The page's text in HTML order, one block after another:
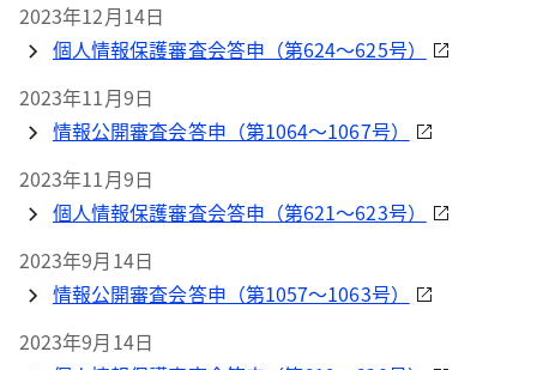
2023年12月14日
個人情報保護審査会答申（第624～625号）
2023年11月9日
情報公開審査会答申（第1064～1067号）
2023年11月9日
個人情報保護審査会答申（第621～623号）
2023年9月14日
情報公開審査会答申（第1057～1063号）
2023年9月14日